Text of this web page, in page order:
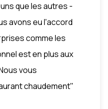
que les autres -
avons eu l'accord
comme les
est en plus aux
vous
chaudement"